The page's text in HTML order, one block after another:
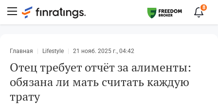
8
Главная Lifestyle 21 нояб. 2025 г., 04:42
Отец требует отчёт за алименты:
обязана ли мать считать каждую
трату